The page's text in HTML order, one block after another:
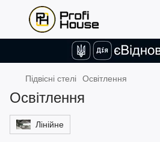
Підвісні стелі Освітлення
Освітлення
Лінійне